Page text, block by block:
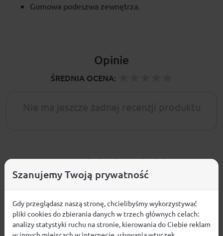
Gumowa podeszwa zewnętrza.
Opinie
ŚREDNIA OCENA:
Pytania i odpowiedzi
Nie ma jeszcze pytań. Bądź pierwszy :)
ZADAJ PYTANIE
Szanujemy Twoją prywatność
Gdy przeglądasz naszą stronę, chcielibyśmy wykorzystywać
pliki cookies do zbierania danych w trzech głównych celach:
analizy statystyki ruchu na stronie, kierowania do Ciebie reklam